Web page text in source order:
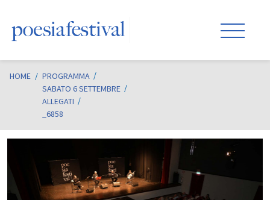
HOME / PROGRAMMA
SABATO 6 SETTEMBRE
ALLEGATI
_6858